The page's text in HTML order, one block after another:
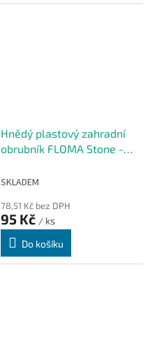
Hnědý plastový zahradní
obrubník FLOMA Stone -
SKLADEM
78,51 Kč bez DPH
95 Kč / ks
Do košíku